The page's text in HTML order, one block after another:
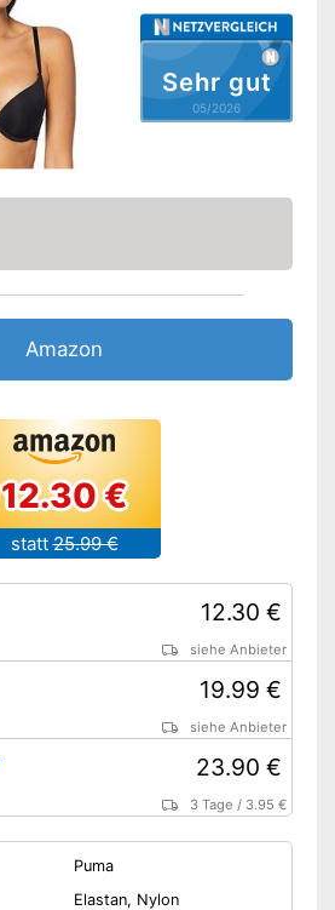
Sehr gut
05/2026
Amazon
12.30 €
statt 25.99 €
12.30 €
siehe Anbieter
19.99 €
siehe Anbieter
23.90 €
3 Tage / 3.95 €
Puma
Elastan, Nylon